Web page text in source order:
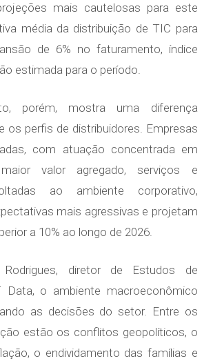
mais cautelosas para este
média da distribuição de TIC para
de 6% no faturamento, índice
estimada para o período.
porém, mostra uma diferença
os perfis de distribuidores. Empresas
com atuação concentrada em
valor agregado, serviços e
ao ambiente corporativo,
mais agressivas e projetam
a 10% ao longo de 2026.
Rodrigues, diretor de Estudos de
Data, o ambiente macroeconômico
as decisões do setor. Entre os
estão os conflitos geopolíticos, o
o endividamento das famílias e